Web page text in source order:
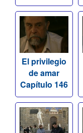
El privilegio
de amar
Capítulo 146